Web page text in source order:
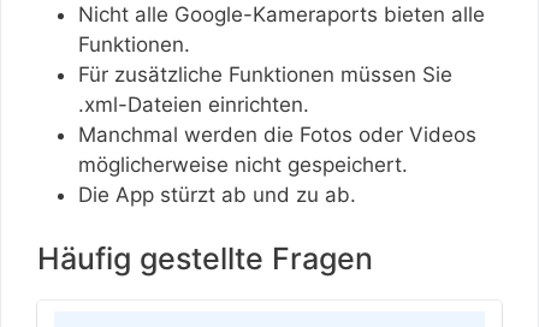
Nicht alle Google-Kameraports bieten alle
Funktionen.
Für zusätzliche Funktionen müssen Sie
.xml-Dateien einrichten.
Manchmal werden die Fotos oder Videos
möglicherweise nicht gespeichert.
Die App stürzt ab und zu ab.
Häufig gestellte Fragen